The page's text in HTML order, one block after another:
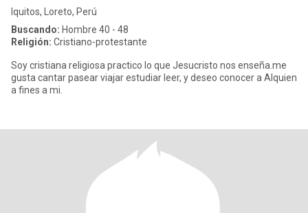
Iquitos, Loreto, Perú
Buscando: Hombre 40 - 48
Religión: Cristiano-protestante
Soy cristiana religiosa practico lo que Jesucristo nos enseña.me
gusta cantar pasear viajar estudiar leer, y deseo conocer a Alquien
a fines a mi.